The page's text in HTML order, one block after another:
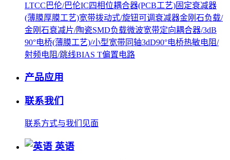
LTCC巴伦/巴伦IC四相位耦合器(PCB工艺)固定衰减器
(薄膜厚膜工艺)宽带拨动式/旋钮可调衰减器金刚石负载/
金刚石衰减片/陶瓷SMD负载微波宽带定向耦合器/3dB
90°电桥(薄膜工艺)/小型宽带同轴3dD90°电桥热敏电阻/
射频电阻/跳线BIAS T偏置电路
产品应用
联系我们
联系方式与我们见面
英语